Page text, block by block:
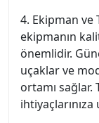
4. Ekipman ve
ekipmanın
önemlidir.
uçaklar ve
ortamı